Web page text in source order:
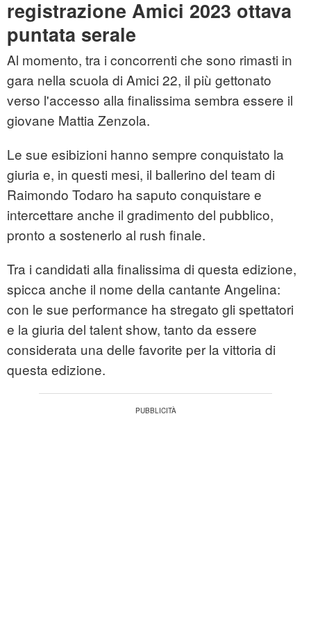
registrazione Amici 2023 ottava
puntata serale
Al momento, tra i concorrenti che sono rimasti in
gara nella scuola di Amici 22, il più gettonato
verso l'accesso alla finalissima sembra essere il
giovane Mattia Zenzola.
Le sue esibizioni hanno sempre conquistato la
giuria e, in questi mesi, il ballerino del team di
Raimondo Todaro ha saputo conquistare e
intercettare anche il gradimento del pubblico,
pronto a sostenerlo al rush finale.
Tra i candidati alla finalissima di questa edizione,
spicca anche il nome della cantante Angelina:
con le sue performance ha stregato gli spettatori
e la giuria del talent show, tanto da essere
considerata una delle favorite per la vittoria di
questa edizione.